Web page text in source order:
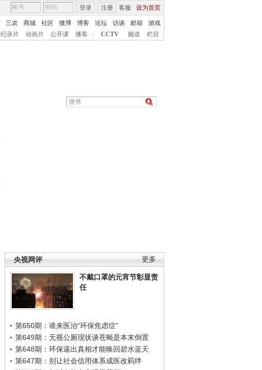
客服 设为首页
登录 注册
三农 商城 社区 微博 博客 论坛 访谈 邮箱
游戏
纪录片 动画片 公开课 播客 CCTV 频道 栏目
更多
央视网评
不戴口罩的元宵节彰显责
任
第650期：谁来医治“环保焦虑症”
第649期：无视公厕现状谈苍蝇是本末倒置
第648期：环保逼出真相才能唤回碧水蓝天
第647期：别让社会信用体系成医改羁绊